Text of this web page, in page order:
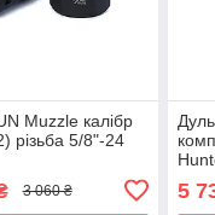
Muzzle калібр
різьба 5/8"-24
3 060 ₴ 5